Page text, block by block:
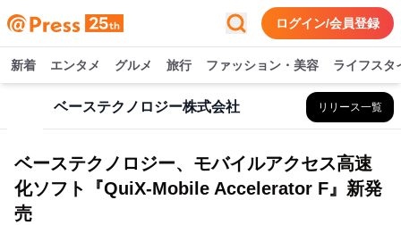
ログイン/会員登録
新着 エンタメ グルメ 旅行 ファッション・美容 ライフスタ
ベーステクノロジー株式会社 リリース一覧
ベーステクノロジー、モバイルアクセス高速
化ソフト『QuiX-Mobile Accelerator F』新発
売